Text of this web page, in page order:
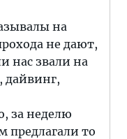
на
не дают,
нас звали на
дайвинг,
за неделю
предлагали то